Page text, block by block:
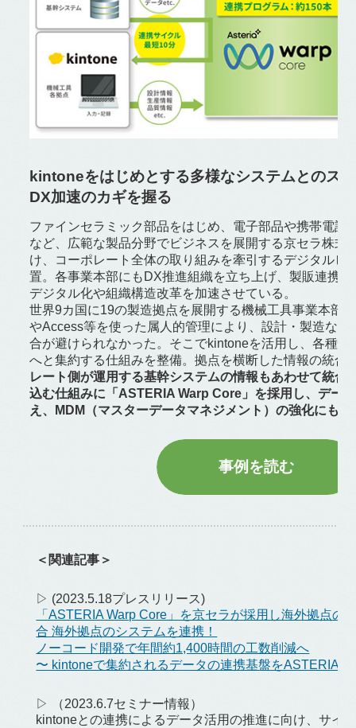
kintoneをはじめとする多様なシステムとのス
DX加速のカギを握る
ファインセラミック部品をはじめ、電子部品や携帯電話
など、広範な製品分野でビジネスを展開する京セラ株式
け、コーポレート全体の取り組みを牽引するデジタルビ
置。各事業本部にもDX推進組織を立ち上げ、製販連携
デジタル化や組織構造改革を加速させている。
世界9カ国に19の製造拠点を展開する機械工具事業本部
やAccess等を使った属人的管理により、設計・製造など
合が避けられなかった。そこでkintoneを活用し、各種情
へと集約する仕組みを整備。拠点を横断した情報の統合
レート側が運用する基幹システムの情報もあわせて統合
込む仕組みに「ASTERIA Warp Core」を採用し、デー
え、MDM（マスターデータマネジメント）の強化にも
事例を読む
＜関連記事＞
▷ (2023.5.18プレスリリース)
「ASTERIA Warp Core」を京セラが採用し海外拠点の
合 海外拠点のシステムを連携！
ノーコード開発で年間約1,400時間の工数削減へ
〜 kintoneで集約されるデータの連携基盤をASTERIA
▷ （2023.6.7セミナー情報）
kintoneとの連携によるデータ活用の推進に向け、サイ